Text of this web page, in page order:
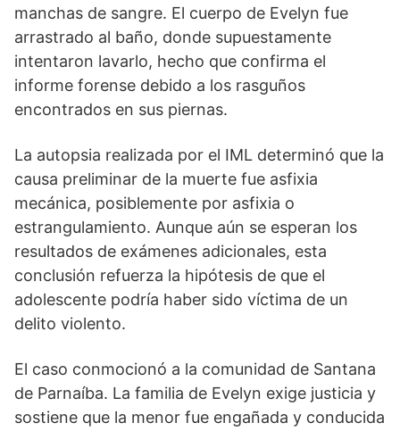
manchas de sangre. El cuerpo de Evelyn fue
arrastrado al baño, donde supuestamente
intentaron lavarlo, hecho que confirma el
informe forense debido a los rasguños
encontrados en sus piernas.
La autopsia realizada por el IML determinó que la
causa preliminar de la muerte fue asfixia
mecánica, posiblemente por asfixia o
estrangulamiento. Aunque aún se esperan los
resultados de exámenes adicionales, esta
conclusión refuerza la hipótesis de que el
adolescente podría haber sido víctima de un
delito violento.
El caso conmocionó a la comunidad de Santana
de Parnaíba. La familia de Evelyn exige justicia y
sostiene que la menor fue engañada y conducida